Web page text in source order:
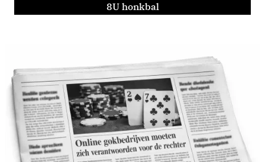
8U honkbal